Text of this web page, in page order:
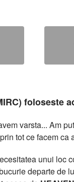
foloseste
varsta... Am
tot ce facem ca
unui loc
departe de